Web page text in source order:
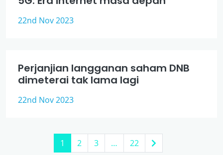
22nd Nov 2023
Perjanjian langganan saham DNB
dimeterai tak lama lagi
22nd Nov 2023
1 2 3 … 22